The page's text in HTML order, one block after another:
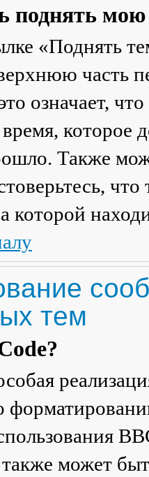
поднять мою
«Поднять
часть
означает,
которое
Также
которой
тем
может